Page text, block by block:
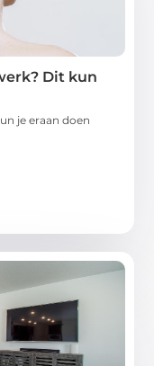
Dit kun
je eraan doen